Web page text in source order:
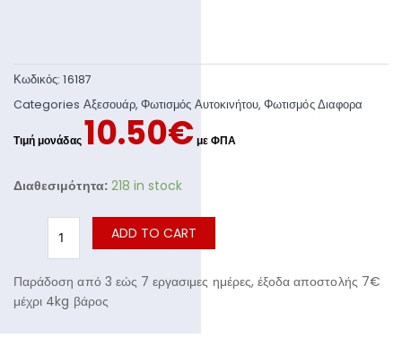
Κωδικός:16187
Categories Αξεσουάρ,Φωτισμός Αυτοκινήτου,Φωτισμός Διαφορα
10.50€
Διαθεσιμότητα: 218 in stock
ADD TO CART
Παράδοση από 3 εώς 7 εργασιμες ημέρες, έξοδα αποστολής 7€
μέχρι 4kg βάρος